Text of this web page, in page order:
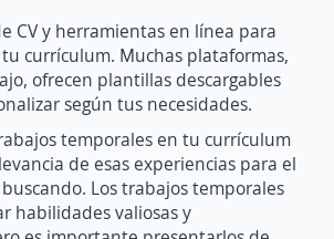
CV y herramientas en línea para
currículum. Muchas plataformas,
ofrecen plantillas descargables
según tus necesidades.
temporales en tu currículum
de esas experiencias para el
Los trabajos temporales
habilidades valiosas y